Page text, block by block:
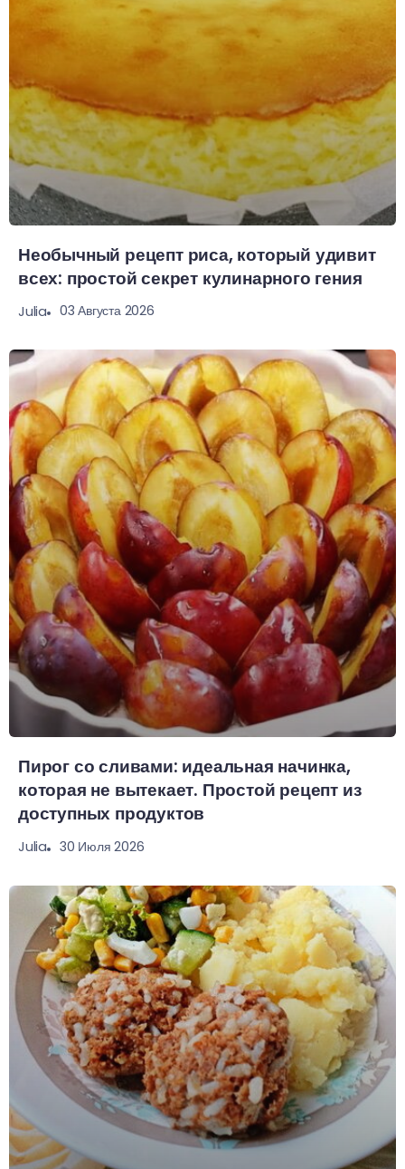
Необычный рецепт риса, который удивит
всех: простой секрет кулинарного гения
Julia 03 Августа 2026
Пирог со сливами: идеальная начинка,
которая не вытекает. Простой рецепт из
доступных продуктов
Julia 30 Июля 2026